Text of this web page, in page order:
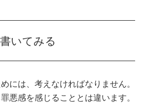
いてみる
には、考えなければなりません。
悪感を感じることとは違います。